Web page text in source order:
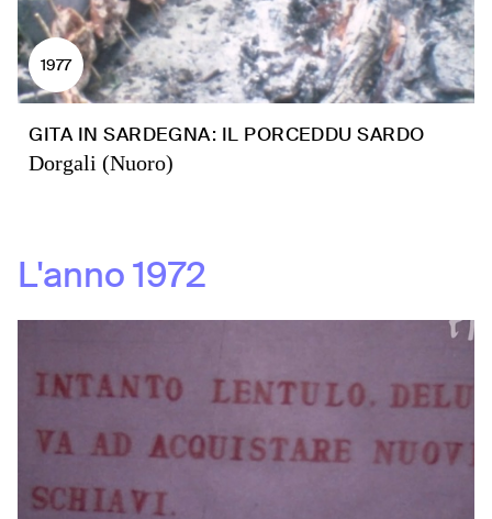
1977
GITA IN SARDEGNA: IL PORCEDDU SARDO
Dorgali (Nuoro)
L'anno1972